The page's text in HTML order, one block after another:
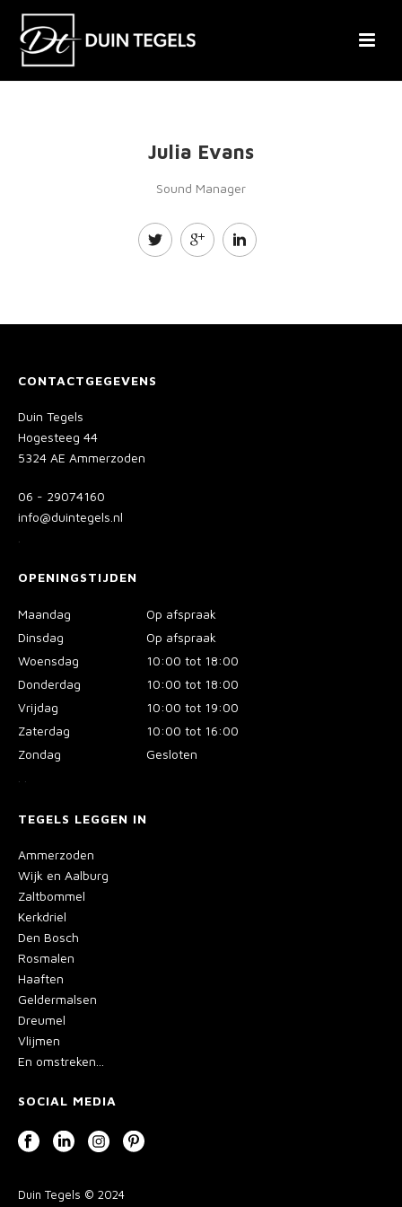
Julia Evans
Sound Manager
CONTACTGEGEVENS
Duin Tegels
Hogesteeg 44
5324 AE Ammerzoden
06 - 29074160
info@duintegels.nl
OPENINGSTIJDEN
Maandag
Dinsdag
Woensdag
Donderdag
Vrijdag
Zaterdag
Zondag
Op afspraak
Op afspraak
10:00 tot 18:00
10:00 tot 18:00
10:00 tot 19:00
10:00 tot 16:00
Gesloten
TEGELS LEGGEN IN
Ammerzoden
Wijk en Aalburg
Zaltbommel
Kerkdriel
Den Bosch
Rosmalen
Haaften
Geldermalsen
Dreumel
Vlijmen
En omstreken...
SOCIAL MEDIA
Duin Tegels © 2024